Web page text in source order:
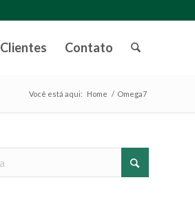
Clientes Contato
Você está aqui: Home / Omega7